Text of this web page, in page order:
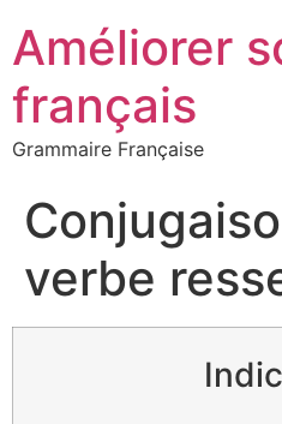
Améliorer
français
Grammaire Française
verbe